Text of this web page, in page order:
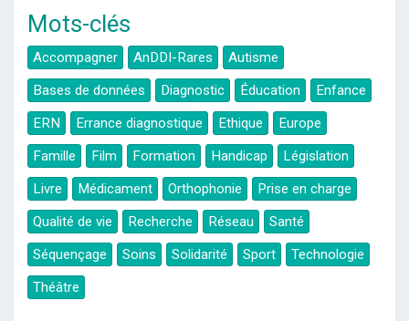
Mots-clés
Accompagner AnDDI-Rares
Autisme
Bases de données
Diagnostic Éducation
Enfance
ERN
Errance diagnostique Ethique
Europe
Famille
Film Formation Handicap
Législation
Livre
Médicament Orthophonie
Prise en charge
Qualité de vie
Recherche Réseau
Santé
Séquençage
Soins Solidarité Sport
Technologie
Théâtre